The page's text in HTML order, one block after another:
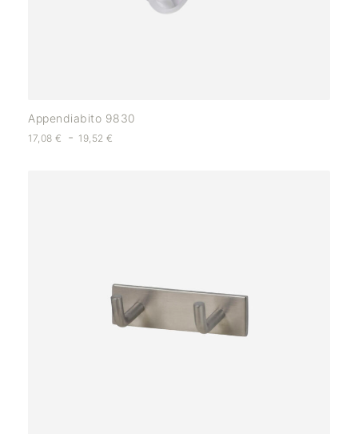
Appendiabito 9830
17,08 € - 19,52€